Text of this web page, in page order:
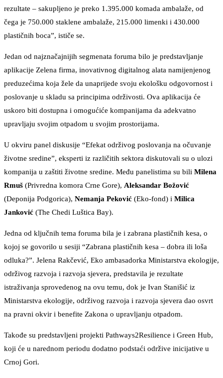
rezultate – sakupljeno je preko 1.395.000 komada ambalaže, od
čega je 750.000 staklene ambalaže, 215.000 limenki i 430.000
plastičnih boca”, ističe se.
Jedan od najznačajnijih segmenata foruma bilo je predstavljanje
aplikacije Zelena firma, inovativnog digitalnog alata namijenjenog
preduzećima koja žele da unaprijede svoju ekološku odgovornost i
poslovanje u skladu sa principima održivosti. Ova aplikacija će
uskoro biti dostupna i omogućiće kompanijama da adekvatno
upravljaju svojim otpadom u svojim prostorijama.
U okviru panel diskusije “Efekat održivog poslovanja na očuvanje
životne sredine”, eksperti iz različitih sektora diskutovali su o ulozi
kompanija u zaštiti životne sredine. Među panelistima su bili Milena
Rmuš (Privredna komora Crne Gore), Aleksandar Božović
(Deponija Podgorica), Nemanja Peković (Eko-fond) i Milica
Janković (The Chedi Luštica Bay).
Jedna od ključnih tema foruma bila je i zabrana plastičnih kesa, o
kojoj se govorilo u sesiji “Zabrana plastičnih kesa – dobra ili loša
odluka?”. Jelena Rakčević, Eko ambasadorka Ministarstva ekologije,
održivog razvoja i razvoja sjevera, predstavila je rezultate
istraživanja sprovedenog na ovu temu, dok je Ivan Stanišić iz
Ministarstva ekologije, održivog razvoja i razvoja sjevera dao osvrt
na pravni okvir i benefite Zakona o upravljanju otpadom.
Takođe su predstavljeni projekti Pathways2Resilience i Green Hub,
koji će u narednom periodu dodatno podstaći održive inicijative u
Crnoj Gori.